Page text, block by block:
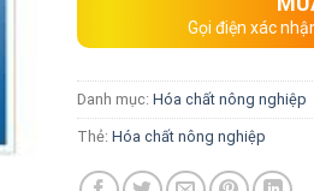
Gọi điện xác
Danh mục:Hóa chất nông nghiệp
Thẻ:Hóa chất nông nghiệp